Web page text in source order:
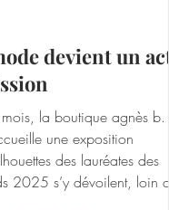
devient un acte
boutique agnès b. de
une exposition
des lauréates des